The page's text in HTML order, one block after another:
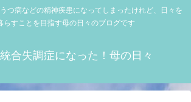
つ病などの精神疾患になってしまったけれど、日々を
らすことを目指す母の日々のブログです
合失調症になった！母の日々